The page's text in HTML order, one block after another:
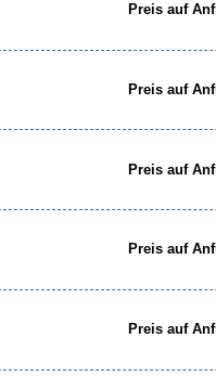
Preis auf
Preis auf
Preis auf
Preis auf
Preis auf